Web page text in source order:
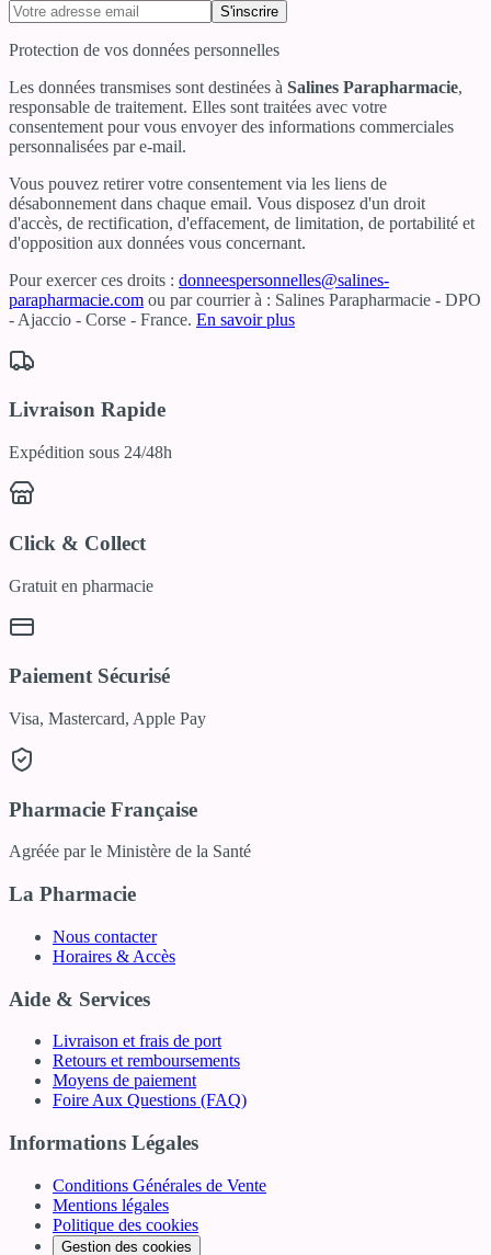
S'inscrire
Protection de vos données personnelles
Les données transmises sont destinées à Salines Parapharmacie,
responsable de traitement. Elles sont traitées avec votre
consentement pour vous envoyer des informations commerciales
personnalisées par e-mail.
Vous pouvez retirer votre consentement via les liens de
désabonnement dans chaque email. Vous disposez d'un droit
d'accès, de rectification, d'effacement, de limitation, de portabilité et
d'opposition aux données vous concernant.
Pour exercer ces droits : donneespersonnelles@salines-
parapharmacie.com ou par courrier à : Salines Parapharmacie - DPO
- Ajaccio - Corse - France. En savoir plus
Livraison Rapide
Expédition sous 24/48h
Click & Collect
Gratuit en pharmacie
Paiement Sécurisé
Visa, Mastercard, Apple Pay
Pharmacie Française
Agréée par le Ministère de la Santé
La Pharmacie
Nous contacter
Horaires & Accès
Aide & Services
Livraison et frais de port
Retours et remboursements
Moyens de paiement
Foire Aux Questions (FAQ)
Informations Légales
Conditions Générales de Vente
Mentions légales
Politique des cookies
Gestion des cookies